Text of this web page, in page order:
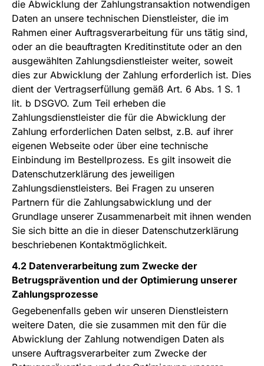
die Abwicklung der Zahlungstransaktion notwendigen
Daten an unsere technischen Dienstleister, die im
Rahmen einer Auftragsverarbeitung für uns tätig sind,
oder an die beauftragten Kreditinstitute oder an den
ausgewählten Zahlungsdienstleister weiter, soweit
dies zur Abwicklung der Zahlung erforderlich ist. Dies
dient der Vertragserfüllung gemäß Art. 6 Abs. 1 S. 1
lit. b DSGVO. Zum Teil erheben die
Zahlungsdienstleister die für die Abwicklung der
Zahlung erforderlichen Daten selbst, z.B. auf ihrer
eigenen Webseite oder über eine technische
Einbindung im Bestellprozess. Es gilt insoweit die
Datenschutzerklärung des jeweiligen
Zahlungsdienstleisters. Bei Fragen zu unseren
Partnern für die Zahlungsabwicklung und der
Grundlage unserer Zusammenarbeit mit ihnen wenden
Sie sich bitte an die in dieser Datenschutzerklärung
beschriebenen Kontaktmöglichkeit.
4.2 Datenverarbeitung zum Zwecke der
Betrugsprävention und der Optimierung unserer
Zahlungsprozesse
Gegebenenfalls geben wir unseren Dienstleistern
weitere Daten, die sie zusammen mit den für die
Abwicklung der Zahlung notwendigen Daten als
unsere Auftragsverarbeiter zum Zwecke der